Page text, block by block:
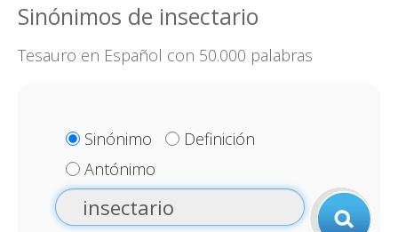
Sinónimos de insectario
Tesauro en Español con 50.000 palabras
Sinónimo
Definición
Antónimo